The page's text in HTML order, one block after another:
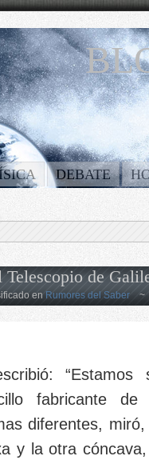
DEBATE
Telescopio de
enRumores del Saber
fabricante de
diferentes,
y la otra